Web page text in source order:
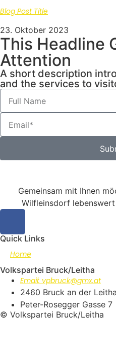
Blog Post Title
23. Oktober 2023
This Headline
Attention
A short description
and the services to
Gemeinsam mit Ihnen
Wilfleinsdorf
Quick Links
Home
Volkspartei Bruck/Leitha
Email: vpbruck@gmx.at
2460 Bruck an der Leitha
Peter-Rosegger Gasse 7
© Volkspartei Bruck/Leitha